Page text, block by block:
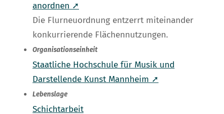
anordnen ➚
Die Flurneuordnung entzerrt miteinander
konkurrierende Flächennutzungen.
Organisationseinheit
Staatliche Hochschule für Musik und
Darstellende Kunst Mannheim ➚
Lebenslage
Schichtarbeit